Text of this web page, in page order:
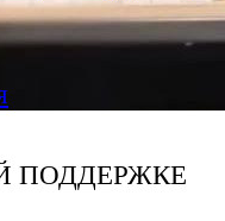
ПОДДЕРЖКЕ